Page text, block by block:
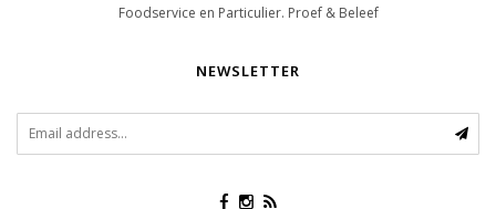
Foodservice en Particulier. Proef & Beleef
NEWSLETTER